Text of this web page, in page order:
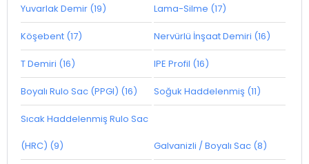
Yuvarlak Demir (19) Lama-Silme (17)
Köşebent (17) Nervürlü İnşaat Demiri (16)
T Demiri (16) IPE Profil (16)
Boyalı Rulo Sac (PPGI) (16) Soğuk Haddelenmiş (11)
Sıcak Haddelenmiş Rulo Sac
(HRC) (9) Galvanizli / Boyalı Sac (8)